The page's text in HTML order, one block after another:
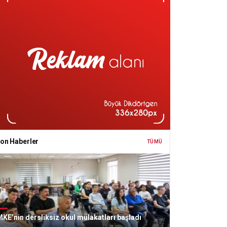
Haberler TÜMÜ
dersliksiz okul mülakatları başladı